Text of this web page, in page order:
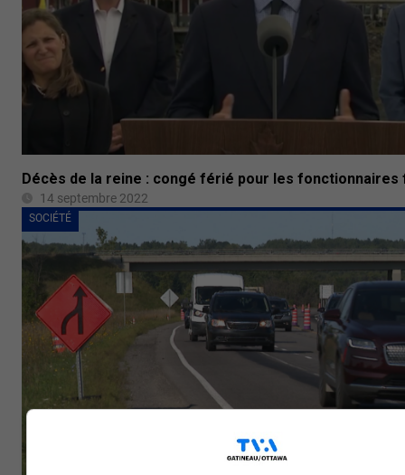
Décès de la reine : congé férié pour les fonctionnaires
14 septembre 2022
SOCIÉTÉ